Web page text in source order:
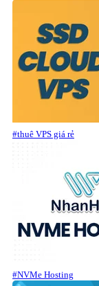
#thuê VPS giá rẻ
#NVMe Hosting